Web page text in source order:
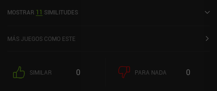
5 sobre 5,0 en Google Play y de 4,9 sobre 5,0 en la App Store de
MOSTRAR 11 SIMILITUDES
MÁS JUEGOS COMO ESTE
SIMILAR 0 PARA NADA 0